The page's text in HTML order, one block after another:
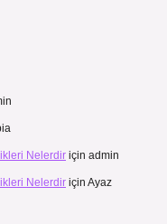
Nelerdir için admin
Nelerdir için Ayaz